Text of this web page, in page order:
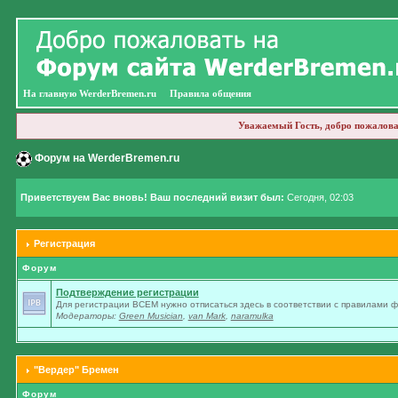
На главную WerderBremen.ru Правила общения
Уважаемый Гость, добро
Форум на WerderBremen.ru
Приветствуем Вас вновь! Ваш последний визит был: Сегодня, 02:03
Регистрация
Форум
Подтверждение регистрации
Для регистрации ВСЕМ нужно отписаться здесь в соответствии с правилами
Модераторы: Green Musician van Mark, naramulka
"Вердер" Бремен
Форум